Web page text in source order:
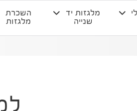
מלגזות יד
שנייה
השכרת
מלגזות